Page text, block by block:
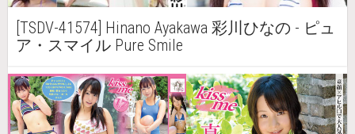
[TSDV-41574] Hinano Ayakawa 彩川ひなの - ピュ
ア・スマイル Pure Smile